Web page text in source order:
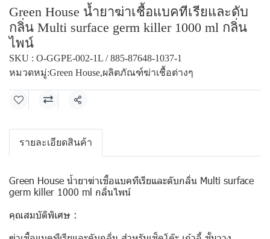
Green House น้ำยาฆ่าเชื้อแบคทีเรียและดับ
กลิ่น Multi surface germ killer 1000 ml กลิ่น
ไพน์
SKU : O-GGPE-002-1L / 885-87648-1037-1
หมวดหมู่:Green House,ผลิตภัณฑ์ฆ่าเชื้อต่างๆ
แชร์
รายละเอียดสินค้า
Green House น้ำยาฆ่าเชื้อแบคทีเรียและดับกลิ่น Multi surface
germ killer 1000 ml กลิ่นไพน์
คุณสมบัติพิเศษ :